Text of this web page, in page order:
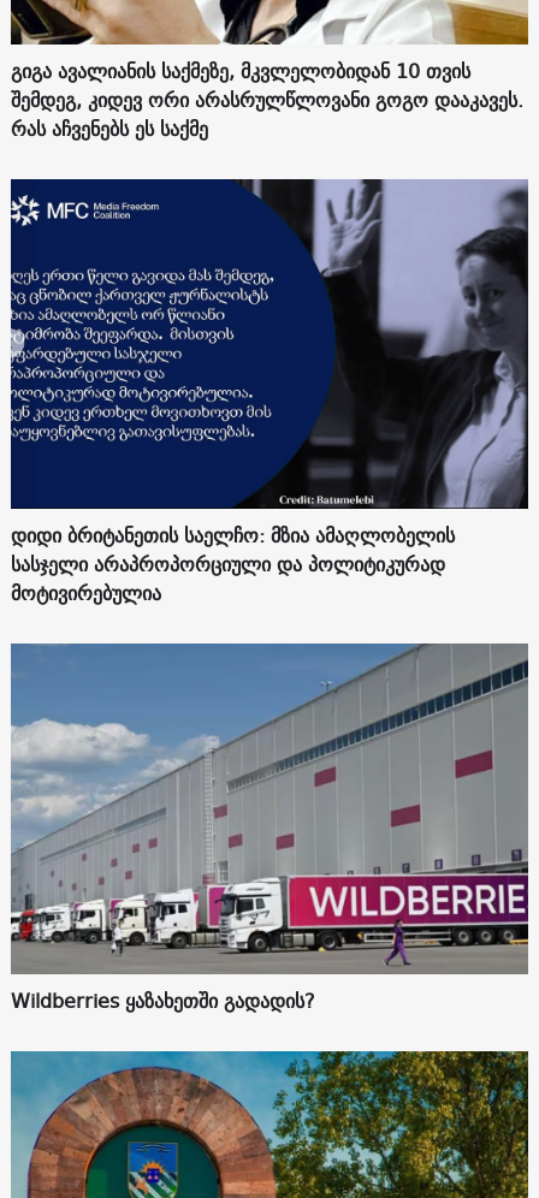
გიგა ავალიანის საქმეზე, მკვლელობიდან 10 თვის
შემდეგ, კიდევ ორი არასრულწლოვანი გოგო დააკავეს.
რას აჩვენებს ეს საქმე
დიდი ბრიტანეთის საელჩო: მზია ამაღლობელის
სასჯელი არაპროპორციული და პოლიტიკურად
მოტივირებულია
Wildberries ყაზახეთში გადადის?